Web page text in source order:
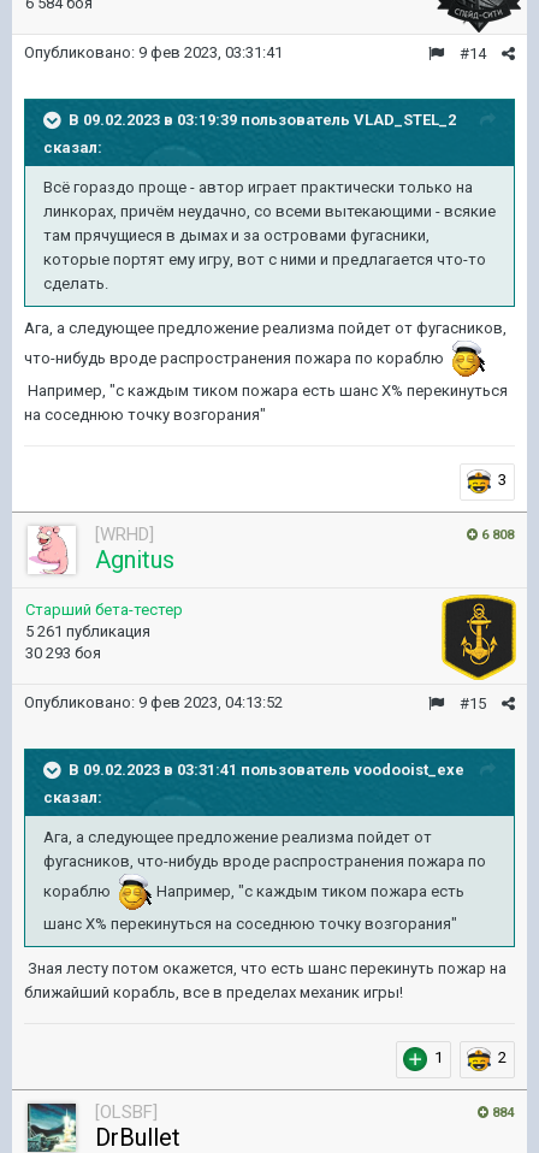
#14
Опубликовано: 9 фев 2023, 03:31:41
В 09.02.2023 в 03:19:39 пользователь VLAD_STEL_2
сказал:
Всё гораздо проще - автор играет практически только на
линкорах, причём неудачно, со всеми вытекающими - всякие
там прячущиеся в дымах и за островами фугасники,
которые портят ему игру, вот с ними и предлагается что-то
сделать.
Ага, а следующее предложение реализма пойдет от фугасников,
что-нибудь вроде распространения пожара по кораблю
Например, "с каждым тиком пожара есть шанс X% перекинуться
на соседнюю точку возгорания"
3
6 808
[WRHD]
Agnitus
Старший бета-тестер
5 261 публикация
30 293 боя
#15
Опубликовано: 9 фев 2023, 04:13:52
В 09.02.2023 в 03:31:41 пользователь voodooist_exe
сказал:
Ага, а следующее предложение реализма пойдет от
фугасников, что-нибудь вроде распространения пожара по
кораблю
Например, "с каждым тиком пожара есть
шанс X% перекинуться на соседнюю точку возгорания"
Зная лесту потом окажется, что есть шанс перекинуть пожар на
ближайший корабль, все в пределах механик игры!
1 2
884
[OLSBF]
DrBullet